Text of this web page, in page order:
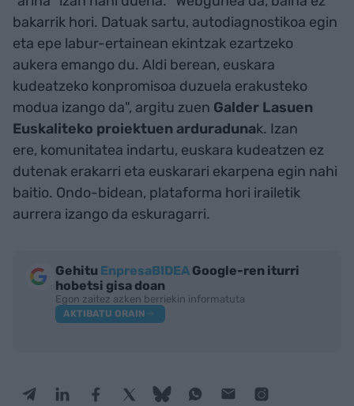
bakarrik hori. Datuak sartu, autodiagnostikoa egin
eta epe labur-ertainean ekintzak ezartzeko
aukera emango du. Aldi berean, euskara
kudeatzeko konpromisoa duzuela erakusteko
modua izango da", argitu zuen Galder Lasuen
Euskaliteko proiektuen arduradunak. Izan
ere, komunitatea indartu, euskara kudeatzen ez
dutenak erakarri eta euskarari ekarpena egin nahi
baitio. Ondo-bidean, plataforma hori irailetik
aurrera izango da eskuragarri.
Gehitu EnpresaBIDEA Google-ren iturri
hobetsi gisa doan
Egon zaitez azken berriekin informatuta
AKTIBATU ORAIN